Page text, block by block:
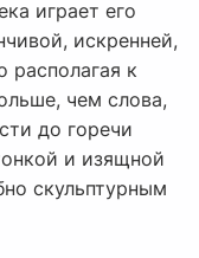
играет его
искренней,
располагая к
чем слова,
до горечи
и изящной
скульптурным